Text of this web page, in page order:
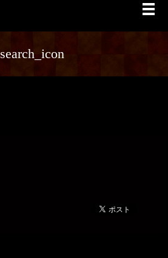
メ
search_icon